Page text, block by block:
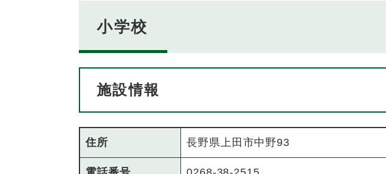
小学校
施設情報
住所 長野県上田市中野93